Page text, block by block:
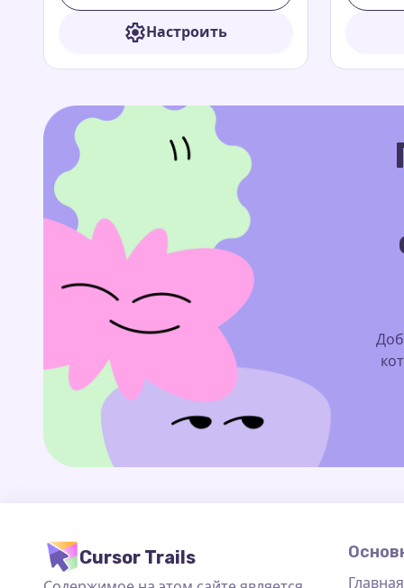
Настроить
Cursor Trails
Главная